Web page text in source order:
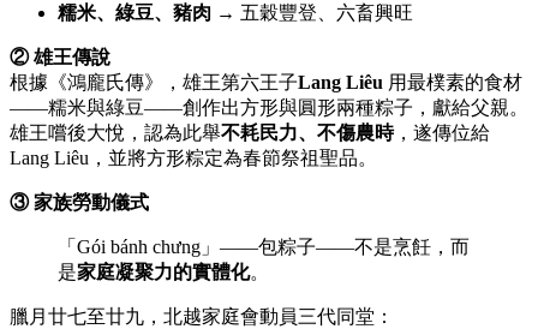
糯米、綠豆、豬肉 → 五穀豐登、六畜興旺
② 雄王傳說
根據《鴻龐氏傳》，雄王第六王子Lang Liêu 用最樸素的食材
——糯米與綠豆——創作出方形與圓形兩種粽子，獻給父親。
雄王嚐後大悅，認為此舉不耗民力、不傷農時，遂傳位給
Lang Liêu，並將方形粽定為春節祭祖聖品。
③ 家族勞動儀式
「Gói bánh chưng」——包粽子——不是烹飪，而
是家庭凝聚力的實體化。
臘月廿七至廿九，北越家庭會動員三代同堂：